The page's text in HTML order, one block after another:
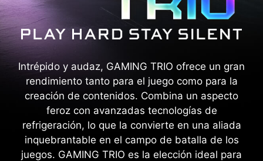
Intrépido y audaz, GAMING TRIO ofrece un gran
rendimiento tanto para el juego como para la
creación de contenidos. Combina un aspecto
feroz con avanzadas tecnologías de
refrigeración, lo que la convierte en una aliada
inquebrantable en el campo de batalla de los
juegos. GAMING TRIO es la elección ideal para